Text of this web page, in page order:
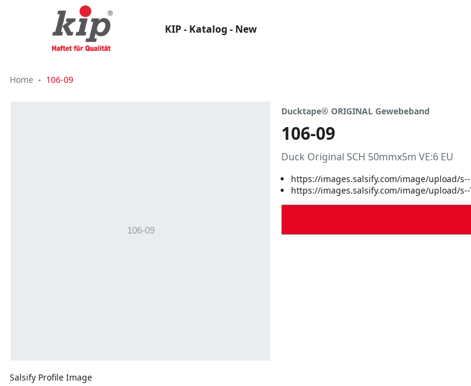
KIP - Katalog - New
Home 106-09
Salsify Profile Image
Ducktape® ORIGINAL Gewebeband
106-09
Duck Original SCH 50mmx5m VE:6 EU
https://images.salsify.com/image/upload/
https://images.salsify.com/image/upload/